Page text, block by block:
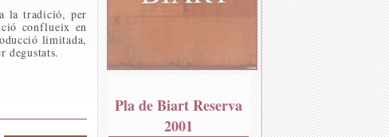
la tradició, per
conflueix en
limitada,
degustats.
Pla de Biart Reserva
2001